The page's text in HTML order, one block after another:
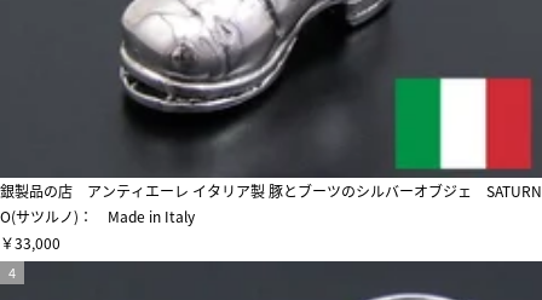
銀製品の店 アンティエーレ イタリア製 豚とブーツのシルバーオブジェ SATURN
O(サツルノ)： Made in Italy
￥33,000